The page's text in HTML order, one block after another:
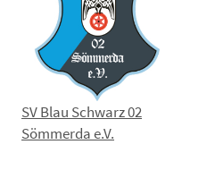
SV Blau Schwarz 02
Sömmerda e.V.